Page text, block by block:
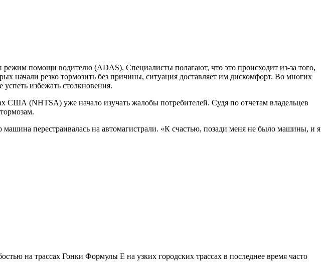
режим помощи водителю (ADAS). Специалисты полагают, что это происходит из-за того,
начали резко тормозить без причины, ситуация доставляет им дискомфорт. Во многих
избежать столкновения.
США (NHTSA) уже начало изучать жалобы потребителей. Судя по отчетам владельцев
перестраивалась на автомагистрали. «К счастью, позади меня не было машины, и я
на трассах Гонки Формулы Е на узких городских трассах в последнее время часто